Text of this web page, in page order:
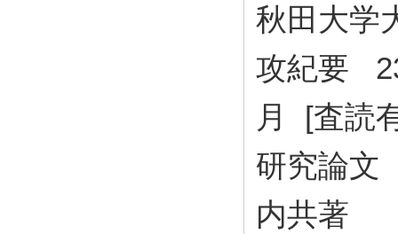
秋田大学
攻紀要
月 [査読
研究論文
内共著